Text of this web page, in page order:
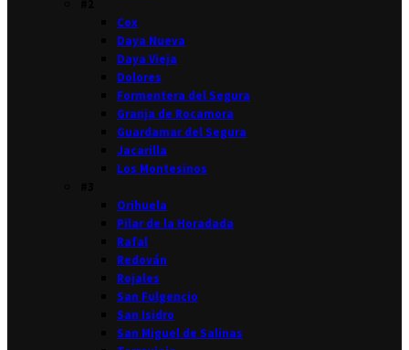
Cox
Daya Nueva
Daya Vieja
Dolores
Formentera del Segura
Granja de Rocamora
Guardamar del Segura
Jacarilla
Los Montesinos
Orihuela
Pilar de la Horadada
Rafal
Redován
Rojales
San Fulgencio
San Isidro
San Miguel de Salinas